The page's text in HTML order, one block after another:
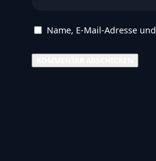
Name, E-Mail-Adresse